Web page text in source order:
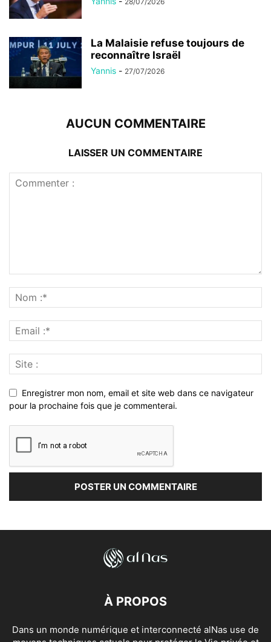
La Malaisie refuse toujours de
reconnaître Israël
Yannis - 27/07/2026
AUCUN COMMENTAIRE
LAISSER UN COMMENTAIRE
Enregistrer mon nom, email et site web dans ce navigateur
pour la prochaine fois que je commenterai.
À PROPOS
Dans un monde numérique et interconnecté alNas use de